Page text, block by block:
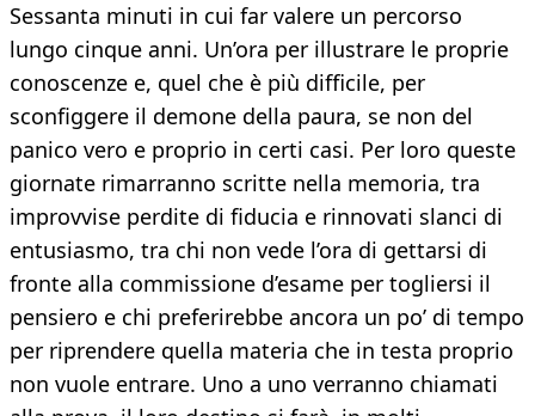
Sessanta minuti in cui far valere un percorso
lungo cinque anni. Un’ora per illustrare le proprie
conoscenze e, quel che è più difficile, per
sconfiggere il demone della paura, se non del
panico vero e proprio in certi casi. Per loro queste
giornate rimarranno scritte nella memoria, tra
improvvise perdite di fiducia e rinnovati slanci di
entusiasmo, tra chi non vede l’ora di gettarsi di
fronte alla commissione d’esame per togliersi il
pensiero e chi preferirebbe ancora un po’ di tempo
per riprendere quella materia che in testa proprio
non vuole entrare. Uno a uno verranno chiamati